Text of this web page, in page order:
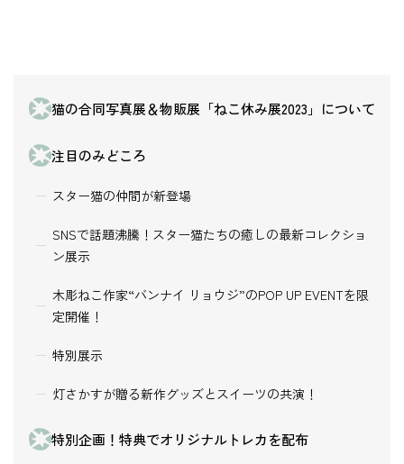
猫の合同写真展＆物販展「ねこ休み展2023」について
注目のみどころ
スター猫の仲間が新登場
SNSで話題沸騰！スター猫たちの癒しの最新コレクショ
ン展示
木彫ねこ作家“バンナイ リョウジ”のPOP UP EVENTを限
定開催！
特別展示
灯さかすが贈る新作グッズとスイーツの共演！
特別企画！特典でオリジナルトレカを配布